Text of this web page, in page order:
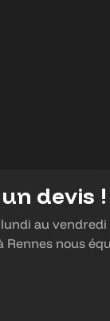
devis !
au vendredi
Rennes nous